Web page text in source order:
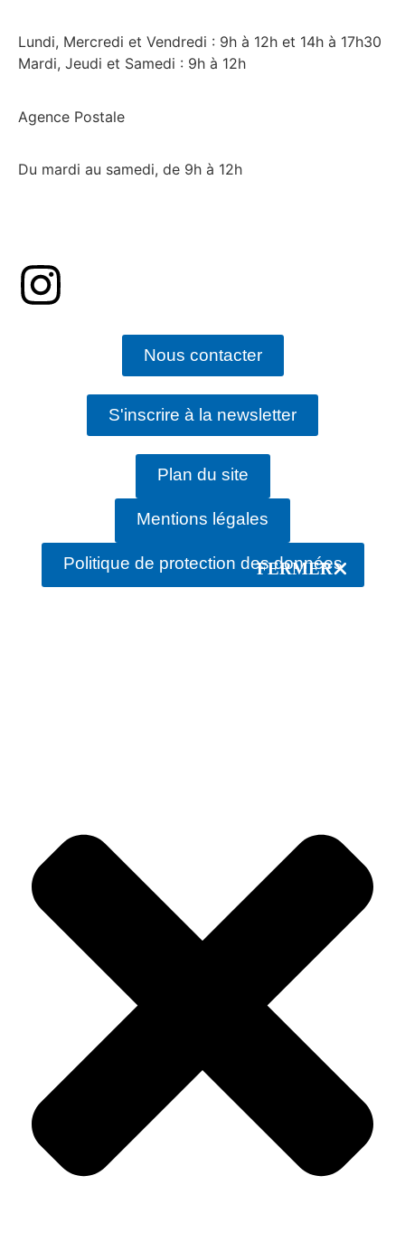
Lundi, Mercredi et Vendredi : 9h à 12h et 14h à 17h30
Mardi, Jeudi et Samedi : 9h à 12h
Agence Postale
Du mardi au samedi, de 9h à 12h
Nous contacter
S'inscrire à la newsletter
Plan du site
Mentions légales
Politique de protection des données
FERMER